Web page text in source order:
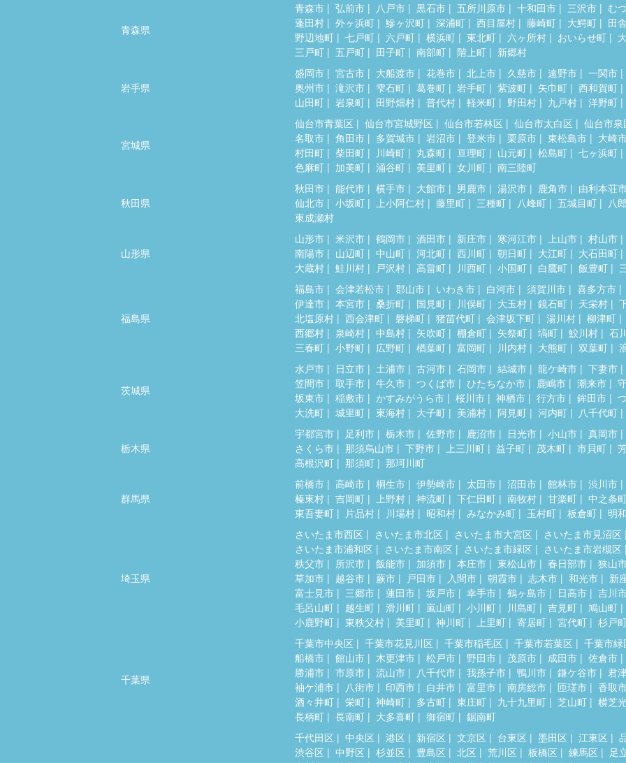
青森県
青森市 弘前市 八戸市 黒石市 五所川原市 十和田市 三沢市
む
蓬田村
外ヶ浜町 鰺ヶ沢町 深浦町 西目屋村 藤崎町 大鰐町
田
野辺地町
七戸町 六戸町 横浜町 東北町 六ヶ所村 おいらせ町
三戸町
五戸町 田子町 南部町 階上町 新郷村
岩手県
盛岡市 宮古市 大船渡市 花巻市 北上市 久慈市 遠野市
一関市
奥州市
滝沢市 雫石町 葛巻町 岩手町 紫波町 矢巾町
西和賀町
山田町
岩泉町 田野畑村 普代村 軽米町 野田村 九戸村 洋野町
宮城県
仙台市青葉区 仙台市宮城野区 仙台市若林区 仙台市太白区
仙台市泉
名取市
角田市 多賀城市 岩沼市 登米市 栗原市 東松島市
大崎
村田町
柴田町 川崎町 丸森町 亘理町 山元町 松島町
七ヶ浜町
色麻町
加美町 涌谷町 美里町 女川町 南三陸町
秋田県
秋田市 能代市 横手市 大館市 男鹿市 湯沢市 鹿角市
由利本荘
仙北市
小坂町 上小阿仁村 藤里町 三種町 八峰町 五城目町
八
東成瀬村
山形県
山形市 米沢市 鶴岡市 酒田市 新庄市 寒河江市 上山市
村山市
南陽市
山辺町 中山町 河北町 西川町 朝日町 大江町
大石田町
大蔵村
鮭川村 戸沢村 高畠町 川西町 小国町 白鷹町 飯豊町
福島県
福島市 会津若松市 郡山市 いわき市 白河市 須賀川市
喜多方市
伊達市
本宮市 桑折町 国見町 川俣町 大玉村 鏡石町 天栄村
北塩原村
西会津町 磐梯町 猪苗代町 会津坂下町 湯川村
柳津町
西郷村
泉崎村 中島村 矢吹町 棚倉町 矢祭町 塙町 鮫川村
石
三春町
小野町 広野町 楢葉町 富岡町 川内村 大熊町 双葉町
茨城県
水戸市 日立市 土浦市 古河市 石岡市 結城市 龍ケ崎市
下妻市
笠間市
取手市 牛久市 つくば市 ひたちなか市 鹿嶋市 潮来市
坂東市
稲敷市 かすみがうら市 桜川市 神栖市 行方市 鉾田市
大洗町
城里町 東海村 大子町 美浦村 阿見町 河内町 八千代町
栃木県
宇都宮市 足利市 栃木市 佐野市 鹿沼市 日光市 小山市
真岡市
さくら市
那須烏山市 下野市 上三川町 益子町 茂木町 市貝町
高根沢町
那須町 那珂川町
群馬県
前橋市 高崎市 桐生市 伊勢崎市 太田市 沼田市 館林市
渋川市
榛東村
吉岡町 上野村 神流町 下仁田町 南牧村 甘楽町
中之条
東吾妻町
片品村 川場村 昭和村 みなかみ町 玉村町 板倉町 明
埼玉県
さいたま市西区 さいたま市北区 さいたま市大宮区
さいたま市見沼区
さいたま市浦和区
さいたま市南区 さいたま市緑区
さいたま市岩槻区
秩父市
所沢市 飯能市 加須市 本庄市 東松山市 春日部市
狭山
草加市
越谷市 蕨市 戸田市 入間市 朝霞市 志木市 和光市
新
富士見市
三郷市 蓮田市 坂戸市 幸手市 鶴ヶ島市 日高市
吉川
毛呂山町
越生町 滑川町 嵐山町 小川町 川島町 吉見町
鳩山町
小鹿野町
東秩父村 美里町 神川町 上里町 寄居町 宮代町 杉戸
千葉県
千葉市中央区 千葉市花見川区 千葉市稲毛区 千葉市若葉区
千葉市緑
船橋市
館山市 木更津市 松戸市 野田市 茂原市 成田市
佐倉市
勝浦市
市原市 流山市 八千代市 我孫子市 鴨川市 鎌ケ谷市
君
袖ケ浦市
八街市 印西市 白井市 富里市 南房総市 匝瑳市
香取
酒々井町
栄町 神崎町 多古町 東庄町 九十九里町 芝山町
横芝
長柄町
長南町 大多喜町 御宿町
鋸南町
千代田区
中央区 港区 新宿区 文京区 台東区 墨田区 江東区
渋谷区
中野区 杉並区 豊島区 北区 荒川区 板橋区 練馬区
足